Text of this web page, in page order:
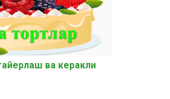
ва керакли